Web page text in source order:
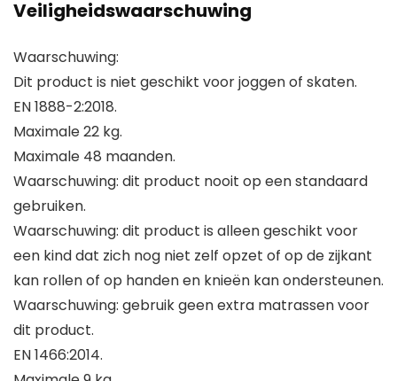
Veiligheidswaarschuwing
Waarschuwing:
Dit product is niet geschikt voor joggen of skaten.
EN 1888-2:2018.
Maximale 22 kg.
Maximale 48 maanden.
Waarschuwing: dit product nooit op een standaard
gebruiken.
Waarschuwing: dit product is alleen geschikt voor
een kind dat zich nog niet zelf opzet of op de zijkant
kan rollen of op handen en knieën kan ondersteunen.
Waarschuwing: gebruik geen extra matrassen voor
dit product.
EN 1466:2014.